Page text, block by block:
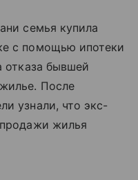
семья купила
с помощью ипотеки
отказа бывшей
После
узнали, что экс-
продажи жилья